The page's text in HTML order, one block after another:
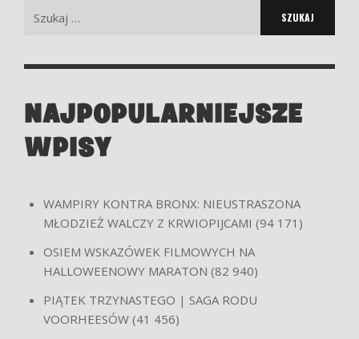
Search
NAJPOPULARNIEJSZE
WPISY
WAMPIRY KONTRA BRONX: NIEUSTRASZONA
MŁODZIEŻ WALCZY Z KRWIOPIJCAMI (94 171)
OSIEM WSKAZÓWEK FILMOWYCH NA
HALLOWEENOWY MARATON (82 940)
PIĄTEK TRZYNASTEGO | SAGA RODU
VOORHEESÓW (41 456)